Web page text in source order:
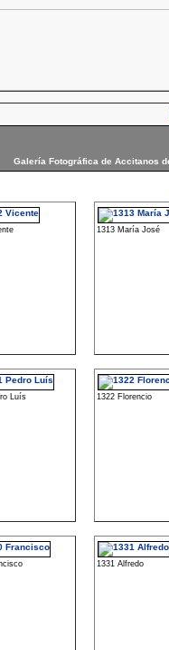
Galería Fotográfica de Accitanos
1313 María José
Luís 1322 Florencio
1331 Alfredo